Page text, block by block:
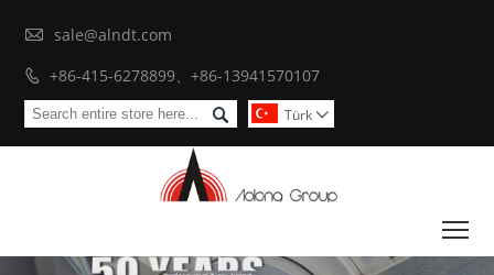
 sale@alndt.com
 +86-415-6278899、+86-13941570107
 Türk 